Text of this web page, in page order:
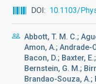
DOI
10.1103/
Abbott, T. M. C.;
Amon, A.; Andrade-
Bacon, D.; Baxter,
Bernstein, G. M.;
Brandao-Souza, A.;